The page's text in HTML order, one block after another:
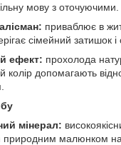
мову з оточуючими.
приваблює в
сімейний затишок і
ефект: прохолода
колір допомагають
мінерал:
природним малюнком на